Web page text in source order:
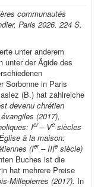
communautés
Paris 2026. 224 S.
unter anderem
unter der Ägide des
Sorbonne in Paris
(B.) hat zahlreiche
devenu chrétien
(2017),
Ier– Ve siècles
à la maison:
(Ier– IIIe siècle)
Buches ist die
hat mehrere Preise
Millepierres (2017). In